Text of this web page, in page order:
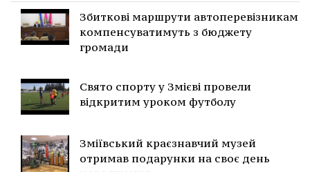
Збиткові маршрути автоперевізникам
компенсуватимуть з бюджету
громади
Свято спорту у Змієві провели
відкритим уроком футболу
Зміївський краєзнавчий музей
отримав подарунки на своє день